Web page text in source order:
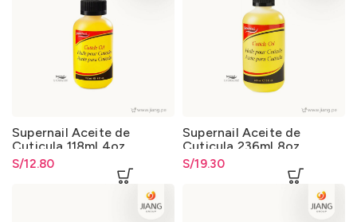
Supernail Aceite de
Cuticula 118ml 4oz.
Cuticle Oil
S/12.80
Supernail Aceite de
Cuticula 236ml 8oz.
Cuticle Oil
S/19.30